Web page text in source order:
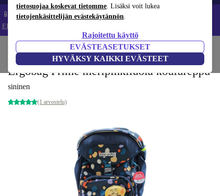
tietosuojaa koskevat tietomme. Lisäksi voit lukea
tietojenkäsittelijän evästekäytännön.
Rajoitettu käyttö
EVÄSTEASETUKSET
HYVÄKSY KAIKKI EVÄSTEET
📱 Säästä 5 % LISÄÄ iPhoneista – Koodi: IPHONEDEAL –
Ehdot ja säännöt
Ergobag Prime meripihkiluola koulureppu
sininen
(1 arvostelu)